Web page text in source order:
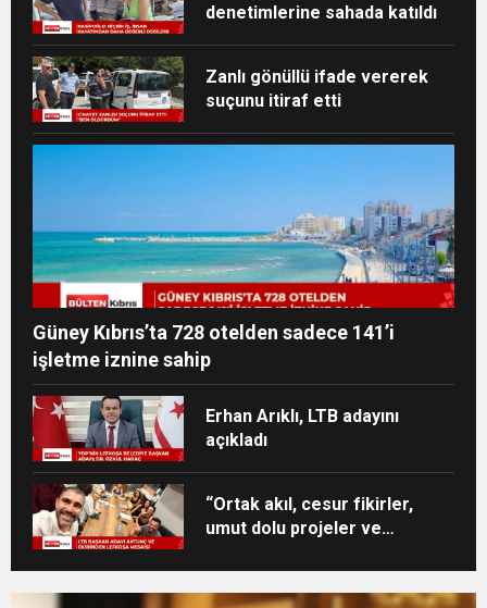
denetimlerine sahada katıldı
Zanlı gönüllü ifade vererek
suçunu itiraf etti
Güney Kıbrıs’ta 728 otelden sadece 141’i
işletme iznine sahip
Erhan Arıklı, LTB adayını
açıkladı
“Ortak akıl, cesur fikirler,
umut dolu projeler ve